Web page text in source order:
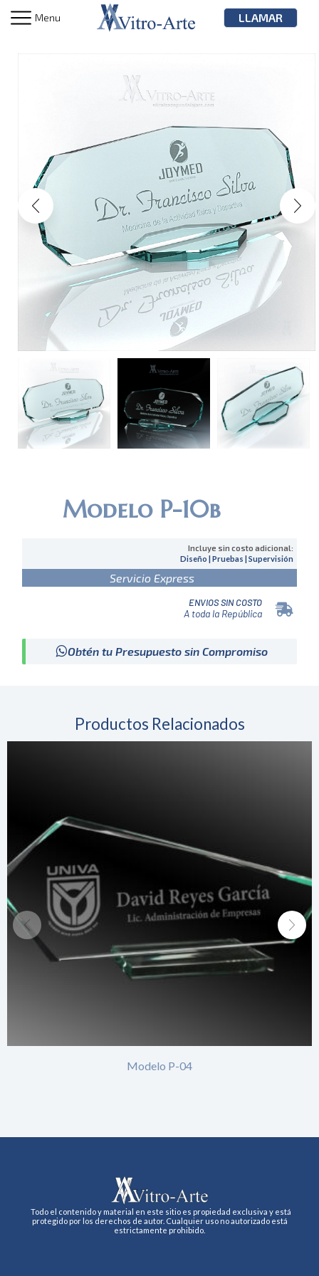
Menu LLAMAR
Modelo P-10b
Incluye sin costo adicional:
Diseño | Pruebas | Supervisión
Servicio Express
ENVIOS SIN COSTO
A toda la República
Obtén tu Presupuesto sin Compromiso
Productos Relacionados
Modelo P-04
Todo el contenido y material en este sitio es propiedad exclusiva y está
protegido por los derechos de autor. Cualquier uso no autorizado está
estrictamente prohibido.